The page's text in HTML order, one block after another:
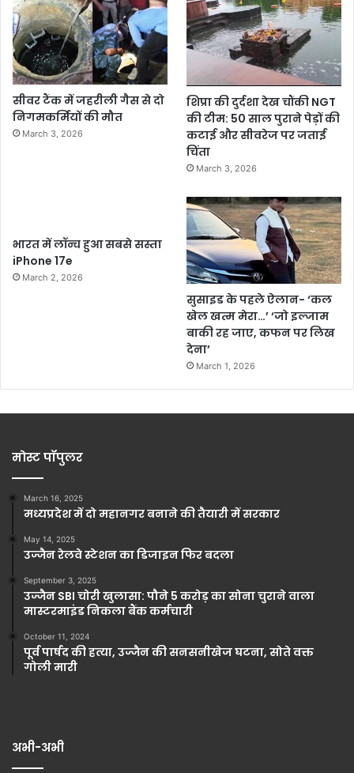
सीवर टैंक में जहरीली गैस से दो
निगमकर्मियों की मौत
March 3, 2026
शिप्रा की दुर्दशा देख चौंकी NGT
की टीम: 50 साल पुराने पेड़ों की
कटाई और सीवरेज पर जताई
चिंता
March 3, 2026
भारत में लॉन्च हुआ सबसे सस्ता
iPhone 17e
March 2, 2026
सुसाइड के पहले ऐलान- ‘कल
खेल खत्म मेरा…’ ‘जो इल्जाम
बाकी रह जाए, कफन पर लिख
देना’
March 1, 2026
मोस्ट पॉपुलर
March 16, 2025
मध्यप्रदेश में दो महानगर बनाने की तैयारी में सरकार
May 14, 2025
उज्जैन रेलवे स्टेशन का डिजाइन फिर बदला
September 3, 2025
उज्जैन SBI चोरी खुलासा: पौने 5 करोड़ का सोना चुराने वाला
मास्टरमाइंड निकला बैंक कर्मचारी
October 11, 2024
पूर्व पार्षद की हत्या, उज्जैन की सनसनीखेज घटना, सोते वक्त
गोली मारी
अभी-अभी